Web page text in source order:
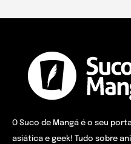
O Suco de Mangá é o seu
asiática e geek! Tudo sobre